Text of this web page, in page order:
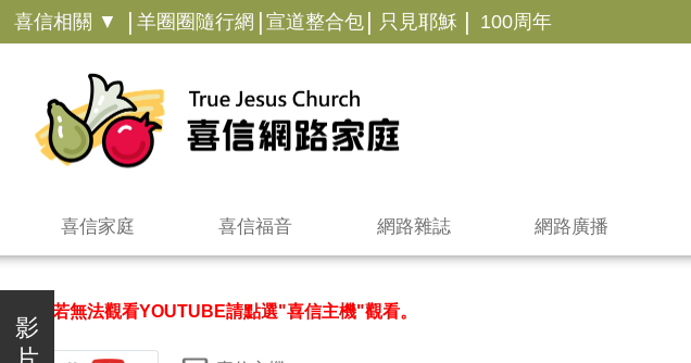
喜信相關 ▼ | 羊圈圈隨行網 | 宣道整合包 | 只見耶穌 | 100周年
喜信家庭 喜信福音 網路雜誌 網路廣播
影
＊若無法觀看YOUTUBE請點選"喜信主機"觀看。